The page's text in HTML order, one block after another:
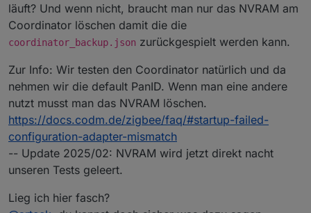
läuft? Und wenn nicht, braucht man nur das NVRAM am
Coordinator löschen damit die die
coordinator_backup.json zurückgespielt werden kann.
Zur Info: Wir testen den Coordinator natürlich und da
nehmen wir die default PanID. Wenn man eine andere
nutzt musst man das NVRAM löschen.
https://docs.codm.de/zigbee/faq/#startup-failed-
configuration-adapter-mismatch
-- Update 2025/02: NVRAM wird jetzt direkt nacht
unseren Tests geleert.
Lieg ich hier fasch?